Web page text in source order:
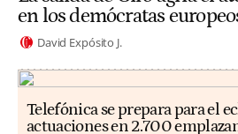
en los demócratas
David Expósito J.
Telefónica se prepara para el
actuaciones en 2.700